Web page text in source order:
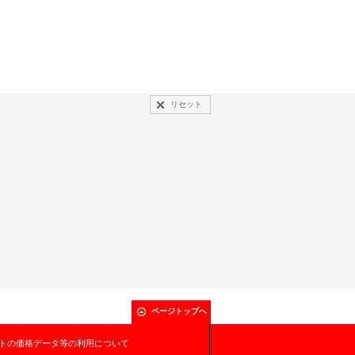
リセット
ページトップへ
の価格データ等の利用について